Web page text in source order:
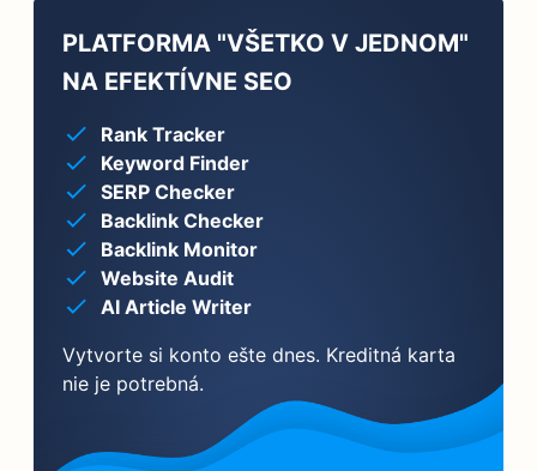
PLATFORMA "VŠETKO V JEDNOM"
NA EFEKTÍVNE SEO
Rank Tracker
Keyword Finder
SERP Checker
Backlink Checker
Backlink Monitor
Website Audit
AI Article Writer
Vytvorte si konto ešte dnes. Kreditná karta
nie je potrebná.